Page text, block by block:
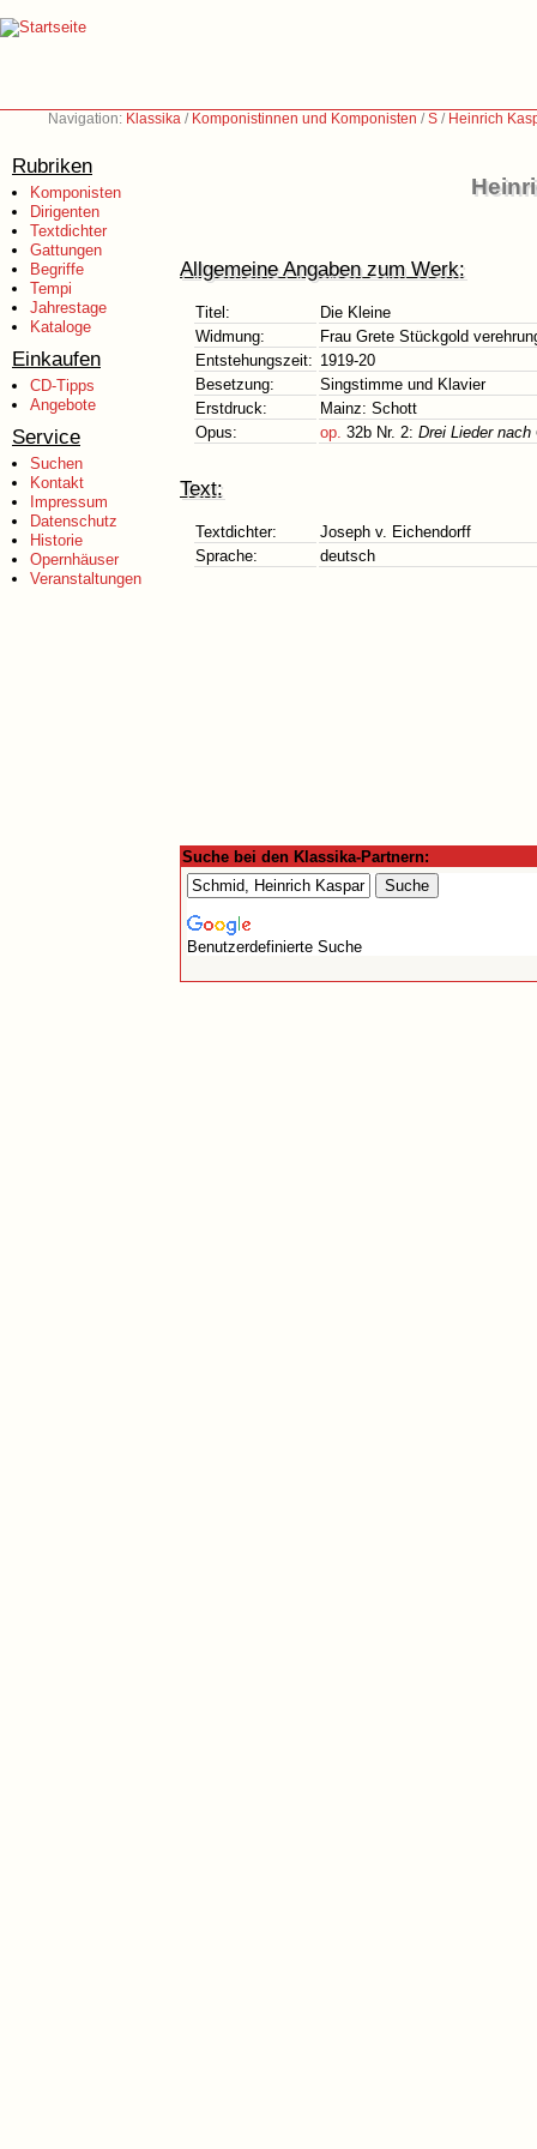
Navigation: Klassika / Komponistinnen und Komponisten /S / Heinrich
Rubriken
Komponisten
Dirigenten
Textdichter
Gattungen
Begriffe
Tempi
Jahrestage
Kataloge
Einkaufen
CD-Tipps
Angebote
Service
Suchen
Kontakt
Impressum
Datenschutz
Historie
Opernhäuser
Veranstaltungen
Allgemeine Angaben zum Werk:
Titel:
Die Kleine
Widmung:
Frau Grete Stückgold
Entstehungszeit: 1919-20
Besetzung:
Singstimme und Klavier
Erstdruck:
Mainz: Schott
Opus:
op. 32b Nr. 2: Drei Lieder
Text:
Textdichter:
Joseph v. Eichendorff
Sprache:
deutsch
Suche bei den Klassika-Partnern:
Benutzerdefinierte Suche